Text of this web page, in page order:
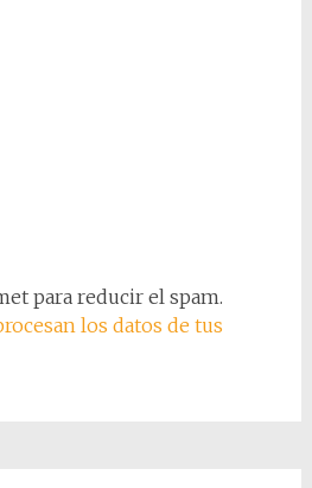
para reducir el spam.
los datos de tus